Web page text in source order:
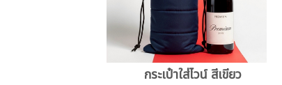
กระเป๋าใส่ไวน์ สีเขียว